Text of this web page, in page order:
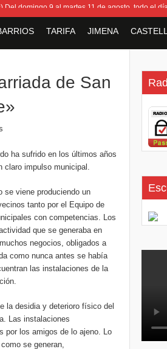
Del domingo 9 al martes 11 de agosto, todo el día
TARIFA JIMENA
de San
ha sufrido en los últimos años
claro impulso municipal.
se viene produciendo un
tanto por el Equipo de
con competencias. Los
que se generaba en
negocios, obligados a
como nunca antes se había
las instalaciones de la
la desidia y deterioro físico del
Las instalaciones
por los amigos de lo ajeno. Lo
se generan,